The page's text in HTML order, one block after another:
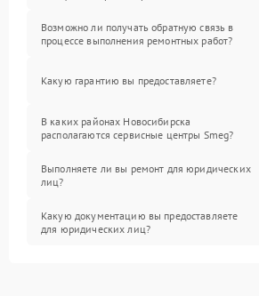
Возможно ли получать обратную связь в
процессе выполнения ремонтных работ?
Какую гарантию вы предоставляете?
В каких районах Новосибирска
располагаются сервисные центры Smeg?
Выполняете ли вы ремонт для юридических
лиц?
Какую документацию вы предоставляете
для юридических лиц?